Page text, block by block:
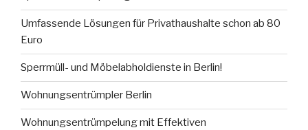
Umfassende Lösungen für Privathaushalte schon ab 80
Euro
Sperrmüll- und Möbelabholdienste in Berlin!
Wohnungsentrümpler Berlin
Wohnungsentrümpelung mit Effektiven